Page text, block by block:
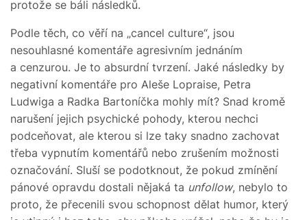
protože se báli následků.
Podle těch, co věří na „cancel culture“, jsou
nesouhlasné komentáře agresivním jednáním
a cenzurou. Je to absurdní tvrzení. Jaké následky by
negativní komentáře pro Aleše Lopraise, Petra
Ludwiga a Radka Bartoníčka mohly mít? Snad kromě
narušení jejich psychické pohody, kterou nechci
podceňovat, ale kterou si lze taky snadno zachovat
třeba vypnutím komentářů nebo zrušením možnosti
označování. Sluší se podotknout, že pokud zmínění
pánové opravdu dostali nějaká ta unfollow, nebylo to
proto, že přecenili svou schopnost dělat humor, který